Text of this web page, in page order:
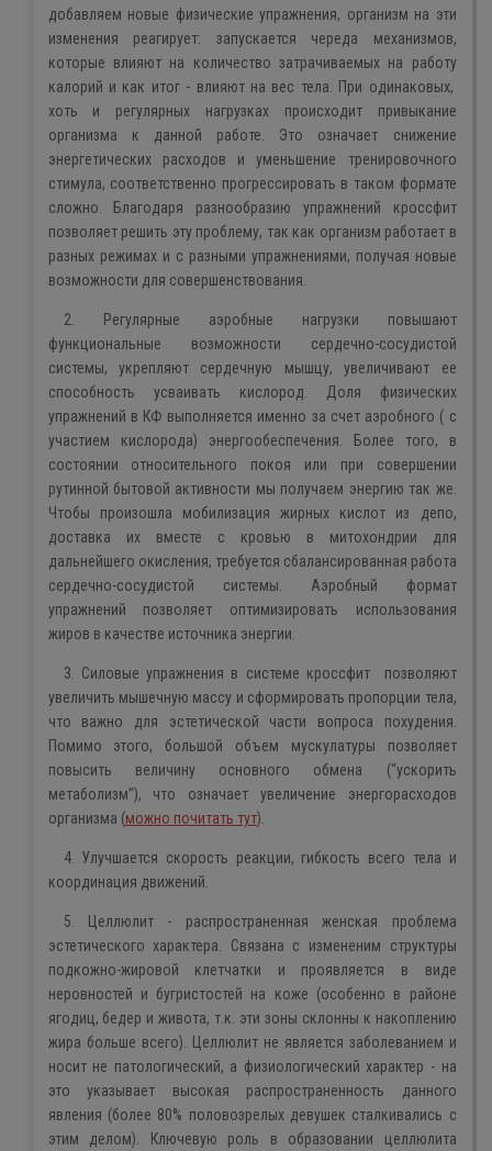
добавляем новые физические упражнения, организм на эти
изменения реагирует: запускается череда механизмов,
которые влияют на количество затрачиваемых на работу
калорий и как итог - влияют на вес тела. При одинаковых,
хоть и регулярных нагрузках происходит привыкание
организма к данной работе. Это означает снижение
энергетических расходов и уменьшение тренировочного
стимула, соответственно прогрессировать в таком формате
сложно. Благодаря разнообразию упражнений кроссфит
позволяет решить эту проблему, так как организм работает в
разных режимах и с разными упражнениями, получая новые
возможности для совершенствования.
2. Регулярные аэробные нагрузки повышают
функциональные возможности сердечно-сосудистой
системы, укрепляют сердечную мышцу, увеличивают ее
способность усваивать кислород. Доля физических
упражнений в КФ выполняется именно за счет аэробного ( с
участием кислорода) энергообеспечения. Более того, в
состоянии относительного покоя или при совершении
рутинной бытовой активности мы получаем энергию так же.
Чтобы произошла мобилизация жирных кислот из депо,
доставка их вместе с кровью в митохондрии для
дальнейшего окисления, требуется сбалансированная работа
сердечно-сосудистой системы. Аэробный формат
упражнений позволяет оптимизировать использования
жиров в качестве источника энергии.
3. Силовые упражнения в системе кроссфит позволяют
увеличить мышечную массу и сформировать пропорции тела,
что важно для эстетической части вопроса похудения.
Помимо этого, большой объем мускулатуры позволяет
повысить величину основного обмена (“ускорить
метаболизм”), что означает увеличение энергорасходов
организма (можно почитать тут).
4. Улучшается скорость реакции, гибкость всего тела и
координация движений.
5. Целлюлит - распространенная женская проблема
эстетического характера. Связана с измененим структуры
подкожно-жировой клетчатки и проявляется в виде
неровностей и бугристостей на коже (особенно в районе
ягодиц, бедер и живота, т.к. эти зоны склонны к накоплению
жира больше всего). Целлюлит не является заболеванием и
носит не патологический, а физиологический характер - на
это указывает высокая распространенность данного
явления (более 80% половозрелых девушек сталкивались с
этим делом). Ключевую роль в образовании целлюлита